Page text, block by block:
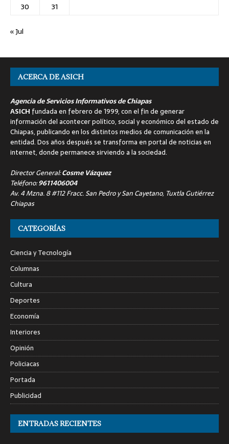
30
31
« Jul
ACERCA DE ASICH
Agencia de Servicios Informativos de Chiapas
ASICH fundada en febrero de 1999, con el fin de generar
información del acontecer político, social y económico del estado de
Chiapas, publicando en los distintos medios de comunicación en la
entidad. Dos años después se transforma en portal de noticias en
internet, donde permanece sirviendo a la sociedad.
Director General:Cosme Vázquez
Teléfono:9611406004
Av. 4 Mzna. 8 #112 Fracc. San Pedro y San Cayetano, Tuxtla Gutiérrez
Chiapas
CATEGORÍAS
Ciencia y Tecnología
Columnas
Cultura
Deportes
Economía
Interiores
Opinión
Policiacas
Portada
Publicidad
ENTRADAS RECIENTES